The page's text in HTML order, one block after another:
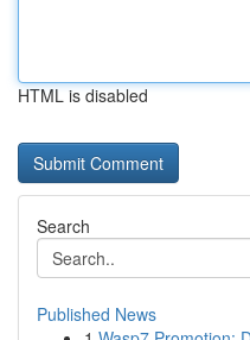
HTML is disabled
Search
Published News